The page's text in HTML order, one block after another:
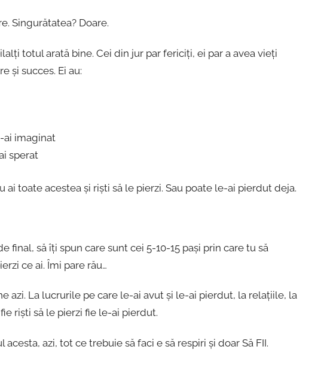
Singurătatea? Doare.
totul arată bine. Cei din jur par fericiți, ei par a avea vieți
și succes. Ei au:
ai imaginat
sperat
ai toate acestea și riști să le pierzi. Sau poate le-ai pierdut deja.
final, să îți spun care sunt cei 5-10-15 pași prin care tu să
ce ai. Îmi pare rău…
azi. La lucrurile pe care le-ai avut și le-ai pierdut, la relațiile, la
riști să le pierzi fie le-ai pierdut.
azi, tot ce trebuie să faci e să respiri și doar Să FII.